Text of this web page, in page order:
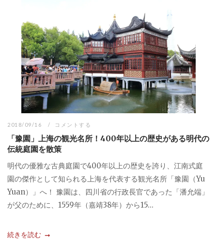
2018/09/16 コメントする
「豫園」上海の観光名所！400年以上の歴史がある明代の
伝統庭園を散策
明代の優雅な古典庭園で400年以上の歴史を誇り、江南式庭
園の傑作として知られる上海を代表する観光名所「豫園（Yu
Yuan）」へ！ 豫園は、四川省の行政長官であった「潘允端」
が父のために、1559年（嘉靖38年）から15...
続きを読む